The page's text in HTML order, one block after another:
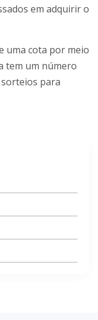
em adquirir o
uma cota por meio
tem um número
para